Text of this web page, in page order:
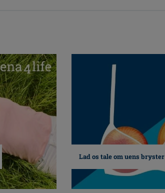
Lad os tale om uens bryster